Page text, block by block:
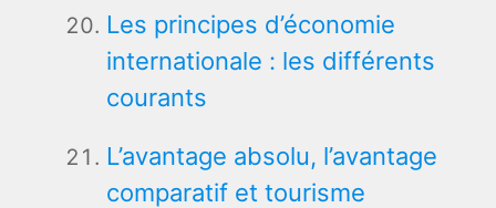
Les principes d’économie
internationale : les différents
courants
L’avantage absolu, l’avantage
comparatif et tourisme